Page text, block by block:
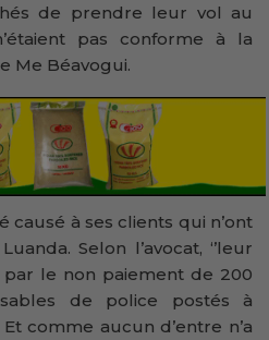
de prendre leur vol au
pas conforme à la
Me Béavogui.
causé à ses clients qui n’ont
Selon l’avocat, ‘’leur
le non paiement de 200
de police postés à
Et comme aucun d’entre n’a